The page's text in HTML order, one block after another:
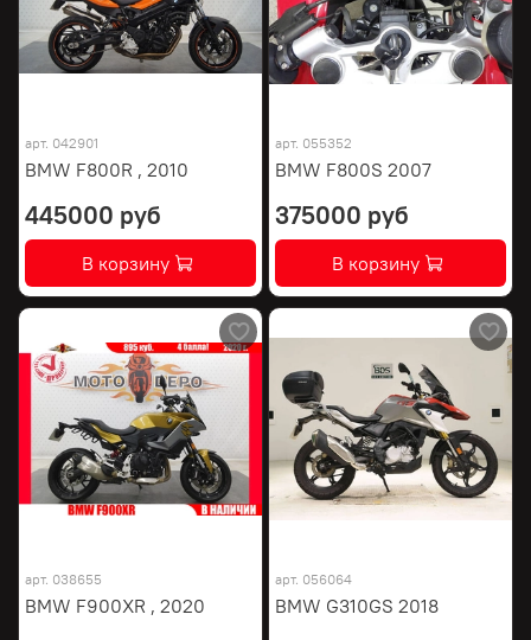
арт. 042901
BMW F800R , 2010
445000 руб
В корзину
арт. 055352
BMW F800S 2007
375000 руб
В корзину
арт. 038655
BMW F900XR , 2020
арт. 056064
BMW G310GS 2018